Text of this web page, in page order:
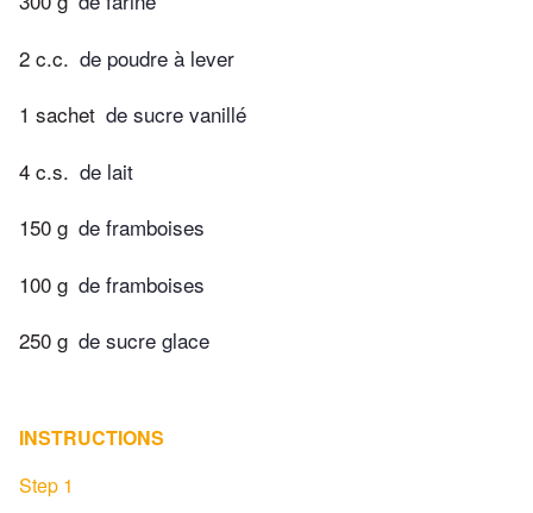
2 c.c. de poudre à lever
1 sachet de sucre vanillé
4 c.s. de lait
150 g de framboises
100 g de framboises
250 g de sucre glace
INSTRUCTIONS
Step 1